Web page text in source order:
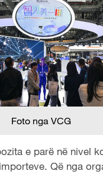
Foto nga VCG
e parë në nivel
Që nga